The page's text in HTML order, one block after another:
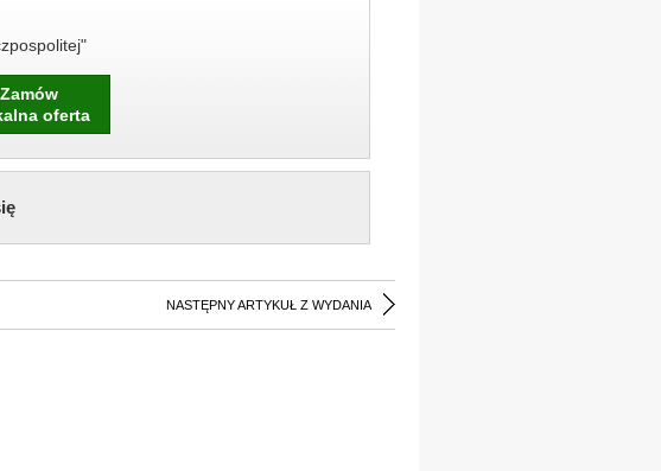
Zamów
oferta
NASTĘPNY ARTYKUŁ Z WYDANIA